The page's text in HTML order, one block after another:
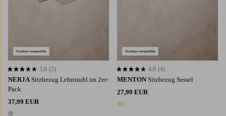
NERJA Sitzbezug Lehnstuhl im 2er-
Pack
37,99 EUR
3,6 basierend auf 5 Bewertungen
3,6 (5)
MENTON Sitzbezug Sessel
27,99 EUR
2 Farben
4,0 basierend auf 4 Bewertungen
4,0 (4)